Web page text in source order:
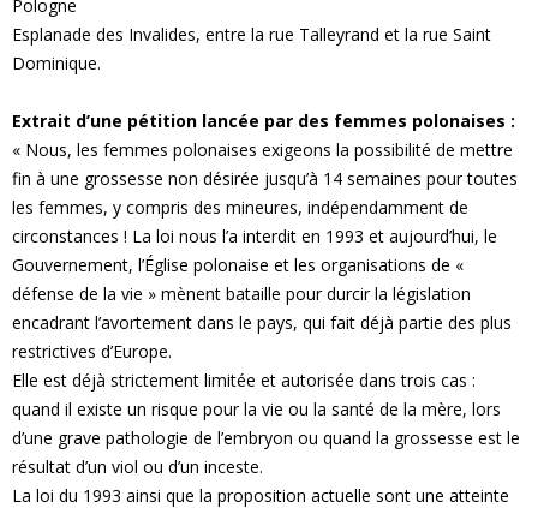
Pologne
Esplanade des Invalides, entre la rue Talleyrand et la rue Saint
Dominique.
Extrait d’une pétition lancée par des femmes polonaises :
« Nous, les femmes polonaises exigeons la possibilité de mettre
fin à une grossesse non désirée jusqu’à 14 semaines pour toutes
les femmes, y compris des mineures, indépendamment de
circonstances ! La loi nous l’a interdit en 1993 et aujourd’hui, le
Gouvernement, l’Église polonaise et les organisations de «
défense de la vie » mènent bataille pour durcir la législation
encadrant l’avortement dans le pays, qui fait déjà partie des plus
restrictives d’Europe.
Elle est déjà strictement limitée et autorisée dans trois cas :
quand il existe un risque pour la vie ou la santé de la mère, lors
d’une grave pathologie de l’embryon ou quand la grossesse est le
résultat d’un viol ou d’un inceste.
La loi du 1993 ainsi que la proposition actuelle sont une atteinte